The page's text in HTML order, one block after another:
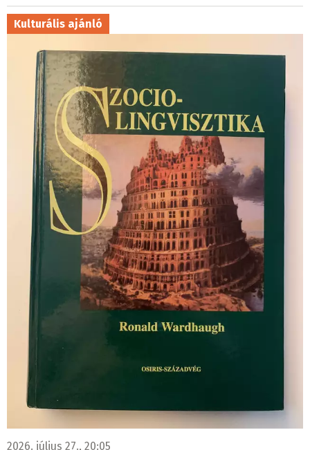
Kulturális ajánló
2026. július 27., 20:05